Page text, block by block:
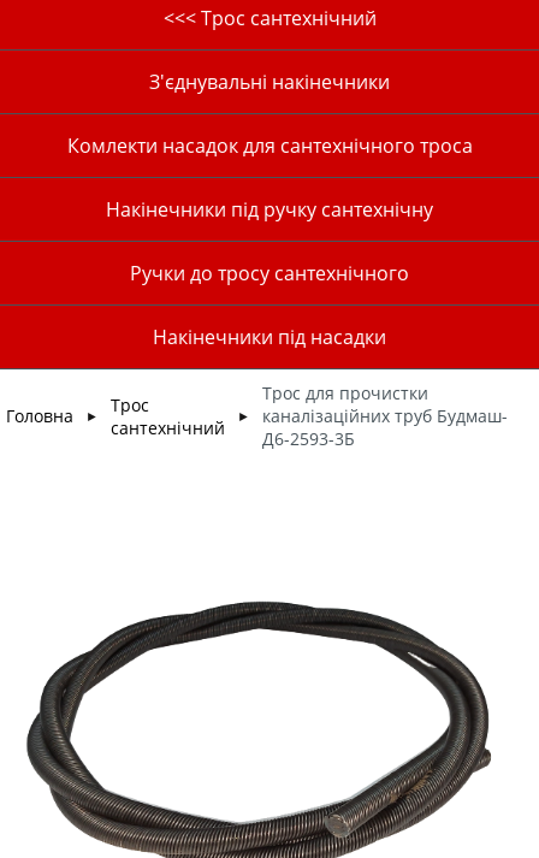
<<< Трос сантехнічний
З'єднувальні накінечники
Комлекти насадок для сантехнічного троса
Накінечники під ручку сантехнічну
Ручки до тросу сантехнічного
Накінечники під насадки
Головна ►
Трос
сантехнічний
►
Трос для прочистки
каналізаційних труб Будмаш-
Д6-2593-3Б